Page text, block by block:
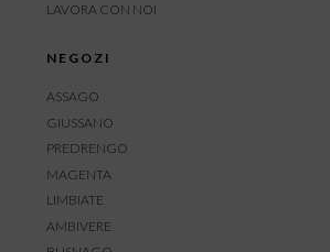
LAVORA CON NOI
NEGOZI
ASSAGO
GIUSSANO
PREDRENGO
MAGENTA
LIMBIATE
AMBIVERE